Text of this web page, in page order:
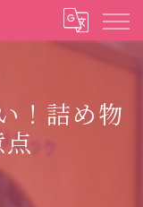
！詰め物